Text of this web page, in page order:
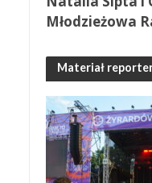
Młodzieżowa
Materiał